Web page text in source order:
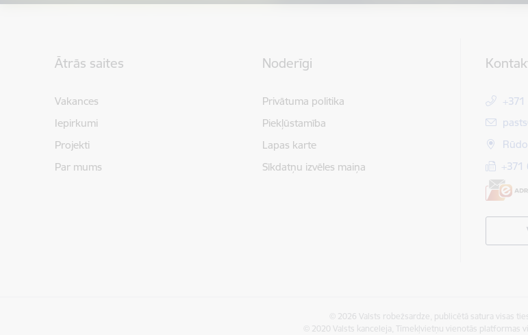
Ātrās saites
Vakances
Iepirkumi
Projekti
Par mums
Noderīgi
Privātuma politika
Piekļūstamība
Lapas karte
Sīkdatņu izvēles maiņa
E-
+371
© 2026 Valsts robežsardze, publicētā satura visas
© 2020 Valsts kanceleja, Tīmekļvietņu vienotās platformas